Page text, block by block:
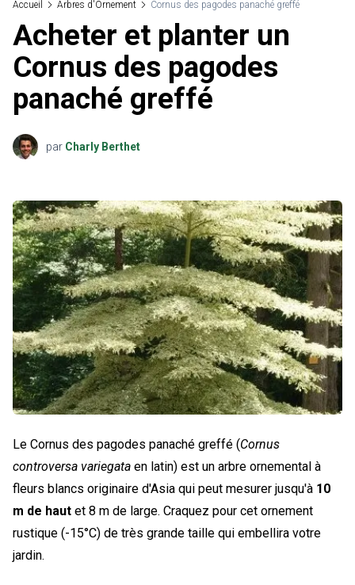
Accueil Arbres d'Ornement Cornus des pagodes panaché greffé
Acheter et planter un
Cornus des pagodes
panaché greffé
par Charly Berthet
Le Cornus des pagodes panaché greffé (Cornus
controversa variegata en latin) est un arbre ornemental à
fleurs blancs originaire d'Asia qui peut mesurer jusqu'à 10
m de haut et 8 m de large. Craquez pour cet ornement
rustique (-15°C) de très grande taille qui embellira votre
jardin.